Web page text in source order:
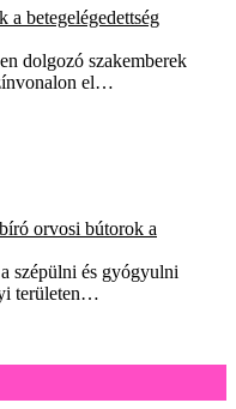
a betegelégedettség
dolgozó szakemberek
el…
orvosi bútorok a
szépülni és gyógyulni
területen…